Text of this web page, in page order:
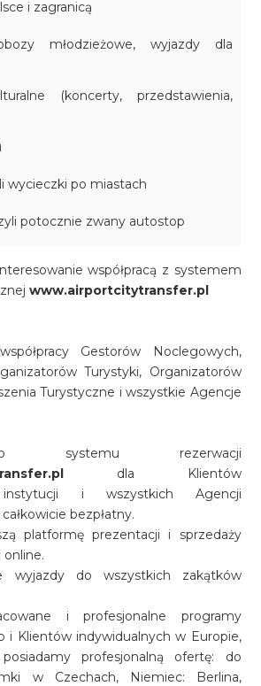
i zagranicą
młodzieżowe, wyjazdy dla
(koncerty, przedstawienia,
wycieczki po miastach
potocznie zwany autostop
współpracą z systemem
www.airportcitytransfer.pl
Gestorów Noclegowych,
Turystyki, Organizatorów
Turystyczne i wszystkie Agencje
systemu rezerwacji
dla Klientów
instytucji i wszystkich Agencji
bezpłatny.
platformę prezentacji i sprzedaży
wyjazdy do wszystkich zakątków
i profesjonalne programy
i Klientów indywidualnych w Europie,
profesjonalną ofertę: do
w Czechach, Niemiec: Berlina,